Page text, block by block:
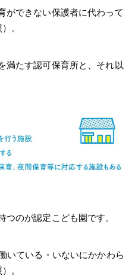
ができない保護者に代わって
。
満たす認可保育所と、それ以
のが認定こども園です。
いている・いないにかかわら
。